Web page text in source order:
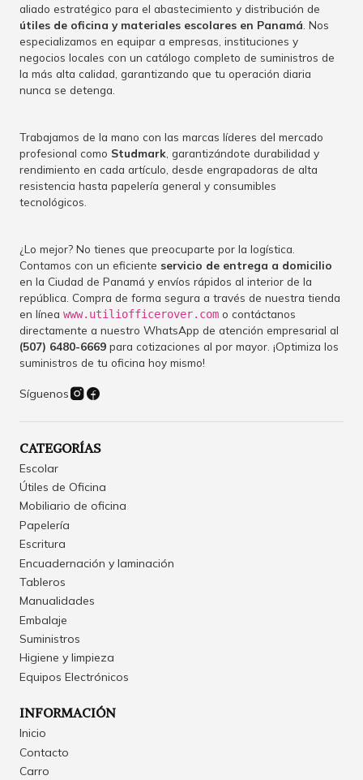
aliado estratégico para el abastecimiento y distribución de
útiles de oficina y materiales escolares en Panamá . Nos
especializamos en equipar a empresas, instituciones y
negocios locales con un catálogo completo de suministros de
la más alta calidad, garantizando que tu operación diaria
nunca se detenga.
Trabajamos de la mano con las marcas líderes del mercado
profesional como Studmark , garantizándote durabilidad y
rendimiento en cada artículo, desde engrapadoras de alta
resistencia hasta papelería general y consumibles
tecnológicos.
¿Lo mejor? No tienes que preocuparte por la logística.
Contamos con un eficiente servicio de entrega a domicilio
en la Ciudad de Panamá y envíos rápidos al interior de la
república. Compra de forma segura a través de nuestra tienda
en línea www.utiliofficerover.com o contáctanos
directamente a nuestro WhatsApp de atención empresarial al
(507) 6480-6669 para cotizaciones al por mayor. ¡Optimiza los
suministros de tu oficina hoy mismo!
Síguenos
CATEGORÍAS
Escolar
Útiles de Oficina
Mobiliario de oficina
Papelería
Escritura
Encuadernación y laminación
Tableros
Manualidades
Embalaje
Suministros
Higiene y limpieza
Equipos Electrónicos
INFORMACIÓN
Inicio
Contacto
Carro